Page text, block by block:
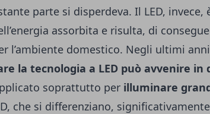
parte si disperdeva. Il LED, invece,
assorbita e risulta, di
l’ambiente domestico. Negli ultimi
la tecnologia a LED può avvenire in
soprattutto per illuminare
che si differenziano,